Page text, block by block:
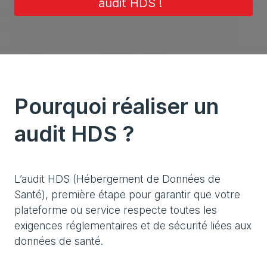
Pourquoi réaliser un
audit HDS ?
L’audit HDS (Hébergement de Données de
Santé), première étape pour garantir que votre
plateforme ou service respecte toutes les
exigences réglementaires et de sécurité liées aux
données de santé.